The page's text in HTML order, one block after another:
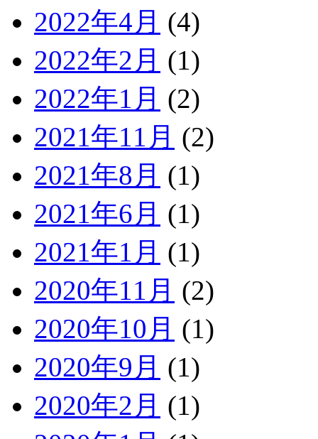
2022年4月 (4)
2022年2月 (1)
2022年1月 (2)
2021年11月 (2)
2021年8月 (1)
2021年6月 (1)
2021年1月 (1)
2020年11月 (2)
2020年10月 (1)
2020年9月 (1)
2020年2月 (1)